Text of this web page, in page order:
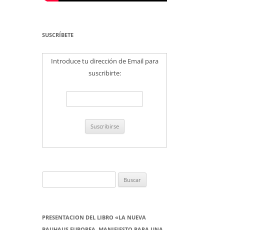
SUSCRÍBETE
Introduce tu dirección de Email para
suscribirte:
PRESENTACION DEL LIBRO «LA NUEVA